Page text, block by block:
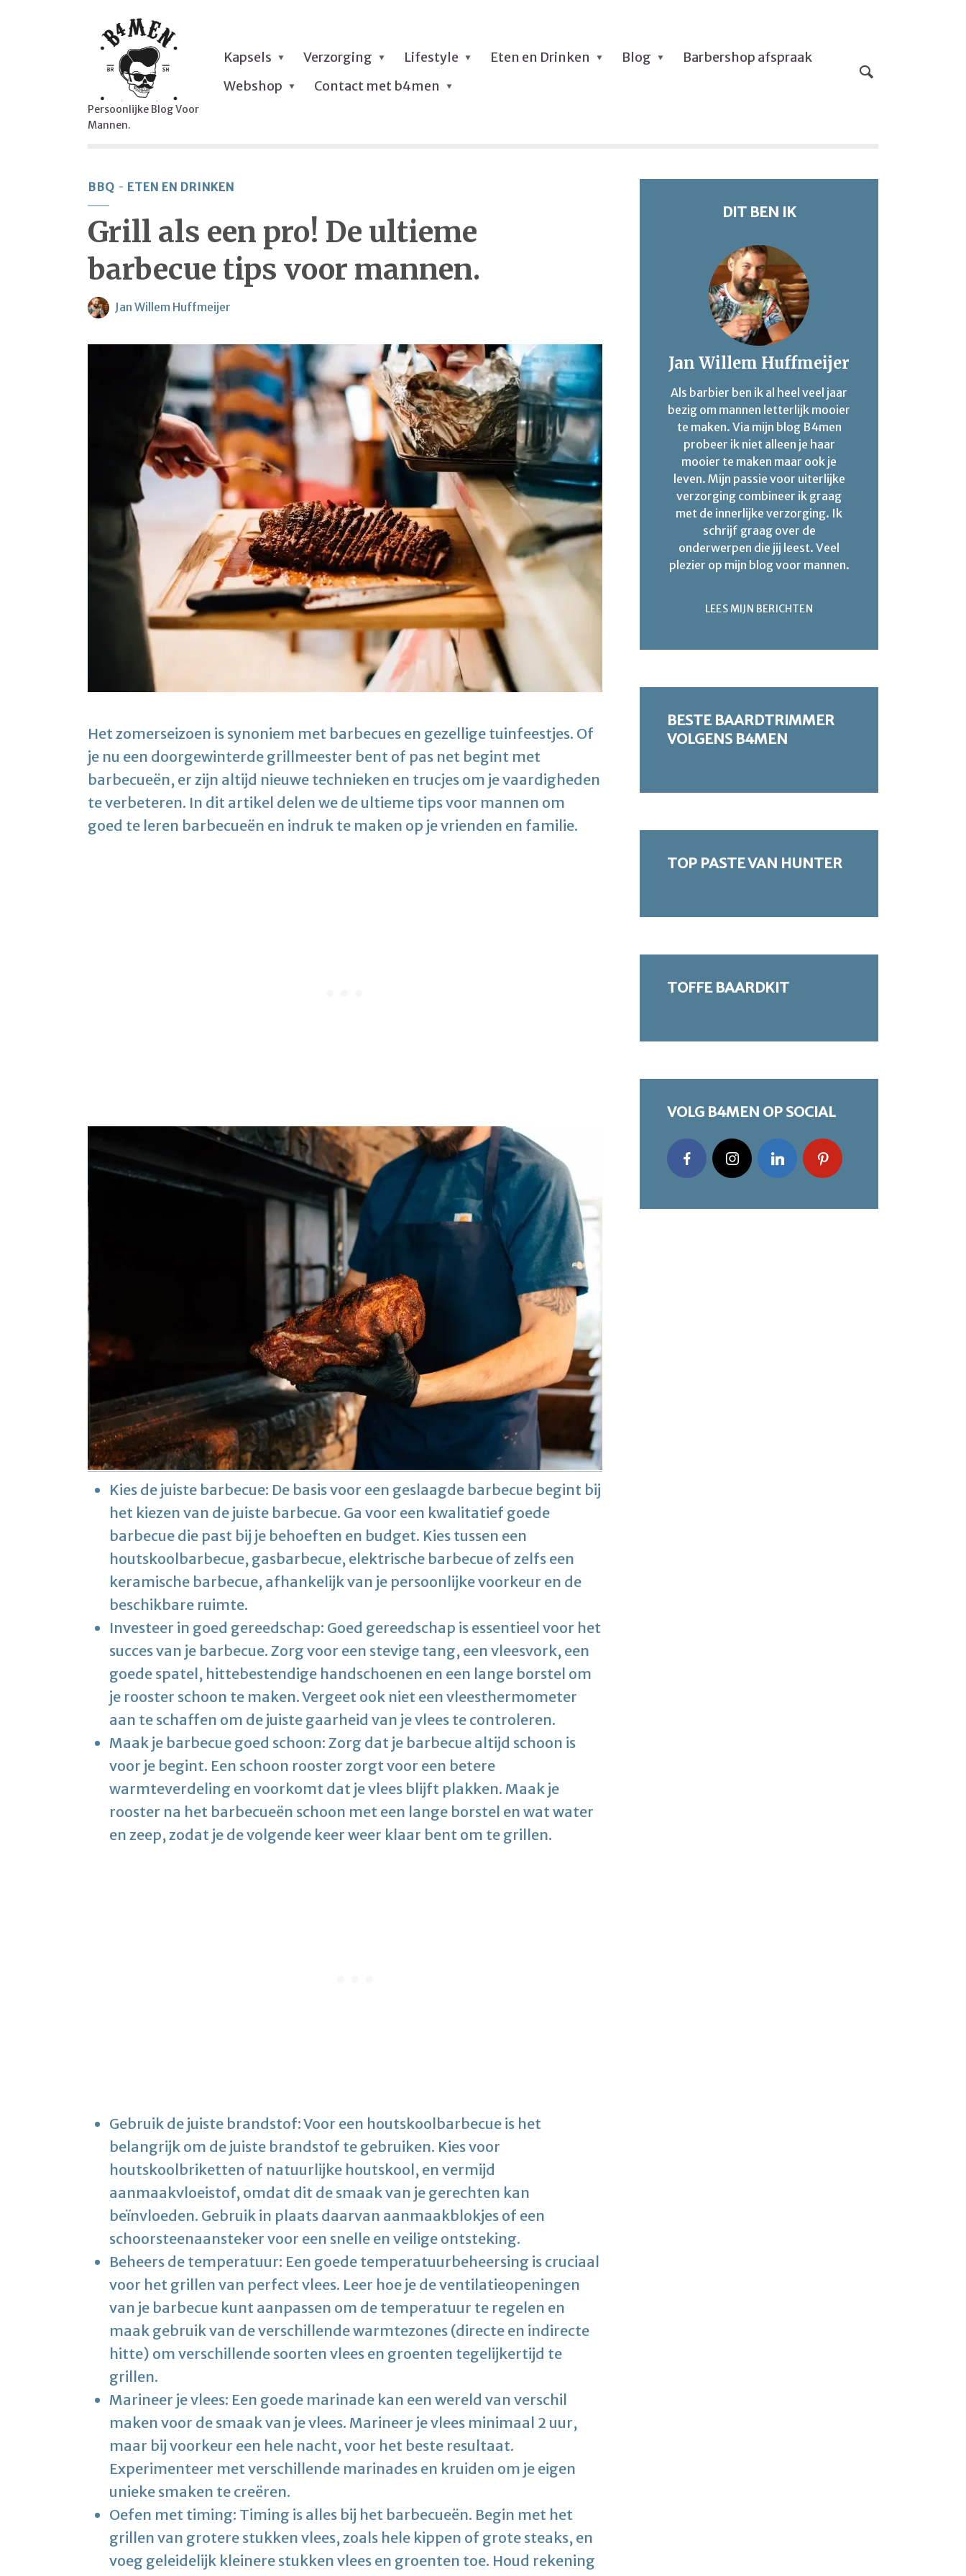
Persoonlijke Blog Voor
Mannen.
Kapsels Verzorging Lifestyle Eten en Drinken Blog
Barbershop afspraak
Webshop
Contact met b4men
BBQ ETEN EN DRINKEN
Grill als een pro! De ultieme
barbecue tips voor mannen.
Jan Willem Huffmeijer
Het zomerseizoen is synoniem met barbecues en gezellige tuinfeestjes. Of
je nu een doorgewinterde grillmeester bent of pas net begint met
barbecueën, er zijn altijd nieuwe technieken en trucjes om je vaardigheden
te verbeteren. In dit artikel delen we de ultieme tips voor mannen om
goed te leren barbecueën en indruk te maken op je vrienden en familie.
Kies de juiste barbecue: De basis voor een geslaagde barbecue begint bij
het kiezen van de juiste barbecue. Ga voor een kwalitatief goede
barbecue die past bij je behoeften en budget. Kies tussen een
houtskoolbarbecue, gasbarbecue, elektrische barbecue of zelfs een
keramische barbecue, afhankelijk van je persoonlijke voorkeur en de
beschikbare ruimte.
Investeer in goed gereedschap: Goed gereedschap is essentieel voor het
succes van je barbecue. Zorg voor een stevige tang, een vleesvork, een
goede spatel, hittebestendige handschoenen en een lange borstel om
je rooster schoon te maken. Vergeet ook niet een vleesthermometer
aan te schaffen om de juiste gaarheid van je vlees te controleren.
Maak je barbecue goed schoon: Zorg dat je barbecue altijd schoon is
voor je begint. Een schoon rooster zorgt voor een betere
warmteverdeling en voorkomt dat je vlees blijft plakken. Maak je
rooster na het barbecueën schoon met een lange borstel en wat water
en zeep, zodat je de volgende keer weer klaar bent om te grillen.
Gebruik de juiste brandstof: Voor een houtskoolbarbecue is het
belangrijk om de juiste brandstof te gebruiken. Kies voor
houtskoolbriketten of natuurlijke houtskool, en vermijd
aanmaakvloeistof, omdat dit de smaak van je gerechten kan
beïnvloeden. Gebruik in plaats daarvan aanmaakblokjes of een
schoorsteenaansteker voor een snelle en veilige ontsteking.
Beheers de temperatuur: Een goede temperatuurbeheersing is cruciaal
voor het grillen van perfect vlees. Leer hoe je de ventilatieopeningen
van je barbecue kunt aanpassen om de temperatuur te regelen en
maak gebruik van de verschillende warmtezones (directe en indirecte
hitte) om verschillende soorten vlees en groenten tegelijkertijd te
grillen.
Marineer je vlees: Een goede marinade kan een wereld van verschil
maken voor de smaak van je vlees. Marineer je vlees minimaal 2 uur,
maar bij voorkeur een hele nacht, voor het beste resultaat.
Experimenteer met verschillende marinades en kruiden om je eigen
unieke smaken te creëren.
Oefen met timing: Timing is alles bij het barbecueën. Begin met het
grillen van grotere stukken vlees, zoals hele kippen of grote steaks, en
voeg geleidelijk kleinere stukken vlees en groenten toe. Houd rekening
DIT BEN IK
Jan Willem Huffmeijer
Als barbier ben ik al heel veel jaar
bezig om mannen letterlijk mooier
te maken. Via mijn blog B4men
probeer ik niet alleen je haar
mooier te maken maar ook je
leven. Mijn passie voor uiterlijke
verzorging combineer ik graag
met de innerlijke verzorging. Ik
schrijf graag over de
onderwerpen die jij leest. Veel
plezier op mijn blog voor mannen.
LEES MIJN BERICHTEN
BESTE BAARDTRIMMER
VOLGENS B4MEN
TOP PASTE VAN HUNTER
TOFFE BAARDKIT
VOLG B4MEN OP SOCIAL